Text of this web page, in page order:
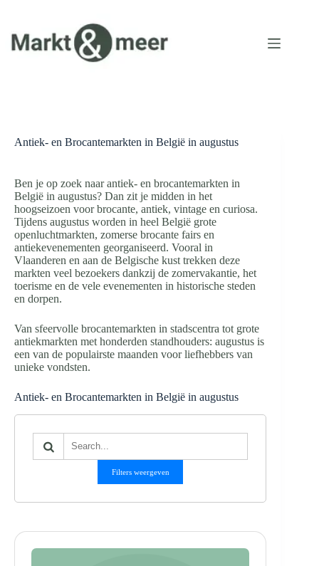
de
inhoud
Antiek- en Brocantemarkten in België in augustus
Ben je op zoek naar antiek- en brocantemarkten in
België in augustus? Dan zit je midden in het
hoogseizoen voor brocante, antiek, vintage en curiosa.
Tijdens augustus worden in heel België grote
openluchtmarkten, zomerse brocante fairs en
antiekevenementen georganiseerd. Vooral in
Vlaanderen en aan de Belgische kust trekken deze
markten veel bezoekers dankzij de zomervakantie, het
toerisme en de vele evenementen in historische steden
en dorpen.
Van sfeervolle brocantemarkten in stadscentra tot grote
antiekmarkten met honderden standhouders: augustus is
een van de populairste maanden voor liefhebbers van
unieke vondsten.
Antiek- en Brocantemarkten in België in augustus
Filters weergeven